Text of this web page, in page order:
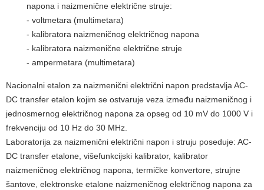
napona i naizmenične električne struje:
- voltmetara (multimetara)
- kalibratora naizmeničnog električnog napona
- kalibratora naizmenične električne struje
- ampermetara (multimetara)
Nacionalni etalon za naizmenični električni napon predstavlja AC-
DC transfer etalon kojim se ostvaruje veza između naizmeničnog i
jednosmernog električnog napona za opseg od 10 mV do 1000 V i
frekvenciju od 10 Hz do 30 MHz.
Laboratorija za naizmenični električni napon i struju poseduje: AC-
DC transfer etalone, višefunkcijski kalibrator, kalibrator
naizmeničnog električnog napona, termičke konvertore, strujne
šantove, elektronske etalone naizmeničnog električnog napona za